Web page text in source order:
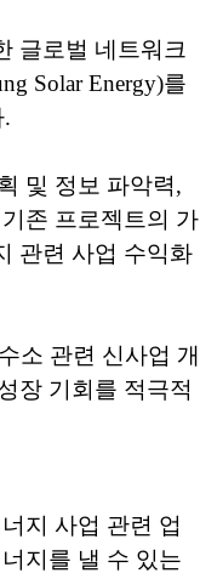
글로벌 네트워크
Solar Energy)를
및 정보 파악력,
존 프로젝트의 가
관련 사업 수익화
소 관련 신사업 개
장 기회를 적극적
지 사업 관련 업
지를 낼 수 있는